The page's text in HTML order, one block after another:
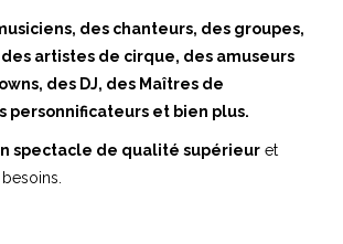
des chanteurs, des groupes,
artistes de cirque, des amuseurs
des DJ, des Maîtres de
personnificateurs et bien plus.
spectacle de qualité supérieur et